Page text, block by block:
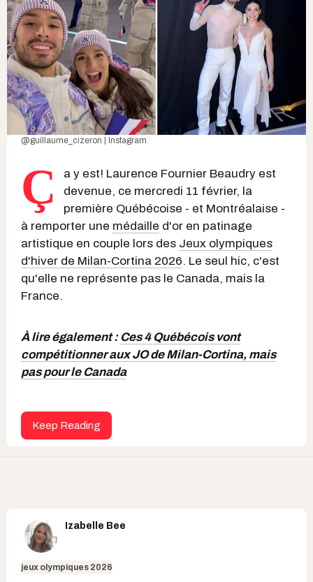
@guillaume_cizeron | Instagram
Ç
a y est! Laurence Fournier Beaudry est
devenue, ce mercredi 11 février, la
première Québécoise - et Montréalaise -
à remporter une médaille d'or en patinage
artistique en couple lors des Jeux olympiques
d'hiver de Milan-Cortina 2026. Le seul hic, c'est
qu'elle ne représente pas le Canada, mais la
France.
À lire également : Ces 4 Québécois vont
compétitionner aux JO de Milan-Cortina, mais
pas pour le Canada
Keep Reading
Izabelle Bee
jeux olympiques 2026